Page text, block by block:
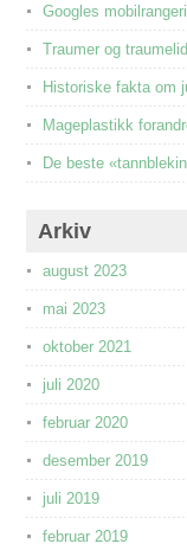
Googles
Traumer og
Historiske fakta om
Mageplastikk
De beste
Arkiv
august 2023
mai 2023
oktober 2021
juli 2020
februar 2020
desember 2019
juli 2019
februar 2019